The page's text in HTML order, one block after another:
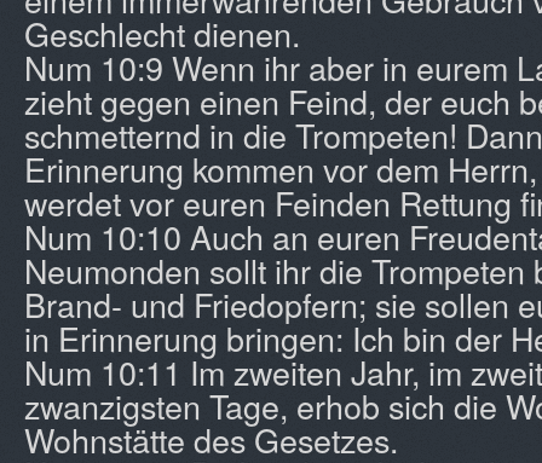
Geschlecht dienen.
Num 10:9 Wenn ihr aber in eurem
zieht gegen einen Feind, der euch
schmetternd in die Trompeten!
Erinnerung kommen vor dem
werdet vor euren Feinden Rettung
Num 10:10 Auch an euren
Neumonden sollt ihr die Trompeten
Brand- und Friedopfern; sie sollen
in Erinnerung bringen: Ich bin der
Num 10:11 Im zweiten Jahr, im
zwanzigsten Tage, erhob sich die
Wohnstätte des Gesetzes.